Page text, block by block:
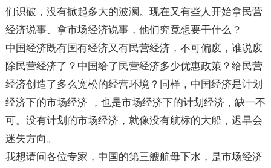
们识破，没有掀起多大的波澜。现在又有些人开始拿民营
经济说事、拿市场经济说事，他们究竟想要干什么？
中国经济既有国有经济又有民营经济，不可偏废，谁说废
除民营经济了？中国给了民营经济多少优惠政策？给民营
经济创造了多么宽松的经营环境？同样，中国经济是计划
经济下的市场经济 ，也是市场经济下的计划经济，缺一不
可。没有计划的市场经济，就像没有航标的大船，迟早会
迷失方向。
我想请问各位专家，中国的第三艘航母下水，是市场经济